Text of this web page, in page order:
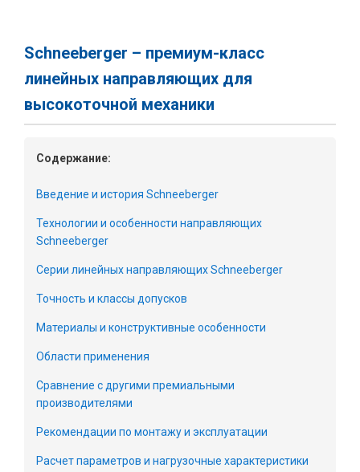
Schneeberger – премиум-класс
линейных направляющих для
высокоточной механики
Содержание:
Введение и история Schneeberger
Технологии и особенности направляющих
Schneeberger
Серии линейных направляющих Schneeberger
Точность и классы допусков
Материалы и конструктивные особенности
Области применения
Сравнение с другими премиальными
производителями
Рекомендации по монтажу и эксплуатации
Расчет параметров и нагрузочные характеристики